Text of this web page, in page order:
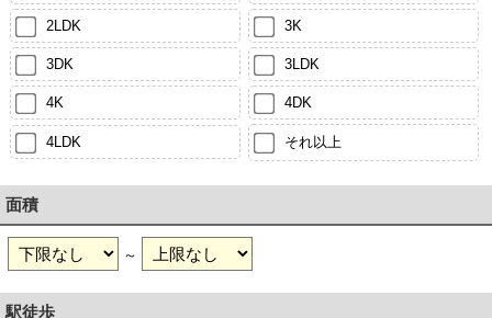
2LDK 3K
3DK 3LDK
4K 4DK
4LDK それ以上
面積
～
駅徒歩